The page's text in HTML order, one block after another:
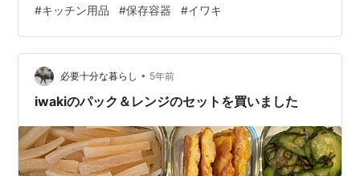
ど、最近は白や黒にリニューアルされている。100均でも
SNS映えを意識する時代！ 値段なりに良いものではある
けれど、プラ製なので油が落ちにくく、臭いや色素がし
みつきがちなのが難点。ついでに、このまま食卓に出す
とあんまり映えなくてションボリだ。半透明だからね。
#キッチン用品 #保存容器 #イワキ
必要十分な暮らし • 5年前
iwakiのパック＆レンジのセットを買いました